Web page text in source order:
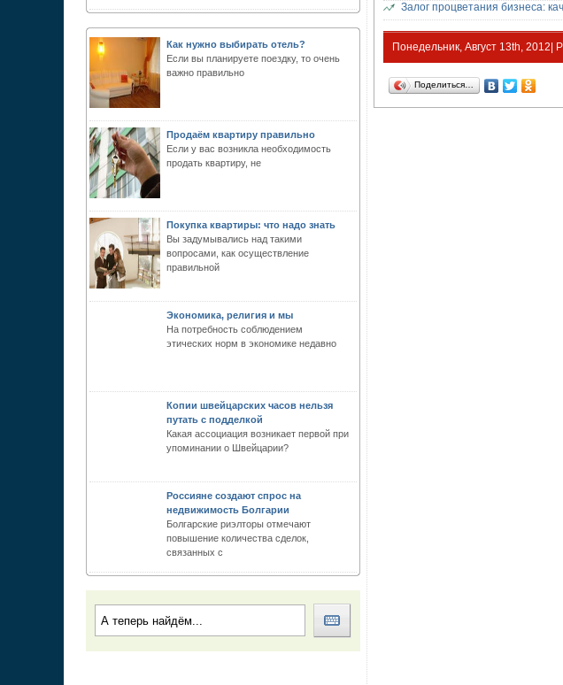
Как нужно выбирать отель?
Если вы планируете поездку, то очень
важно правильно
Продаём квартиру правильно
Если у вас возникла необходимость
продать квартиру, не
Покупка квартиры: что надо знать
Вы задумывались над такими
вопросами, как осуществление
правильной
Экономика, религия и мы
На потребность соблюдением
этических норм в экономике недавно
Копии швейцарских часов нельзя
путать с подделкой
Какая ассоциация возникает первой при
упоминании о Швейцарии?
Россияне создают спрос на
недвижимость Болгарии
Болгарские риэлторы отмечают
повышение количества сделок,
связанных с
Залог процветания бизнеса:
Понедельник, Август 13th, 2012|
Поделиться…